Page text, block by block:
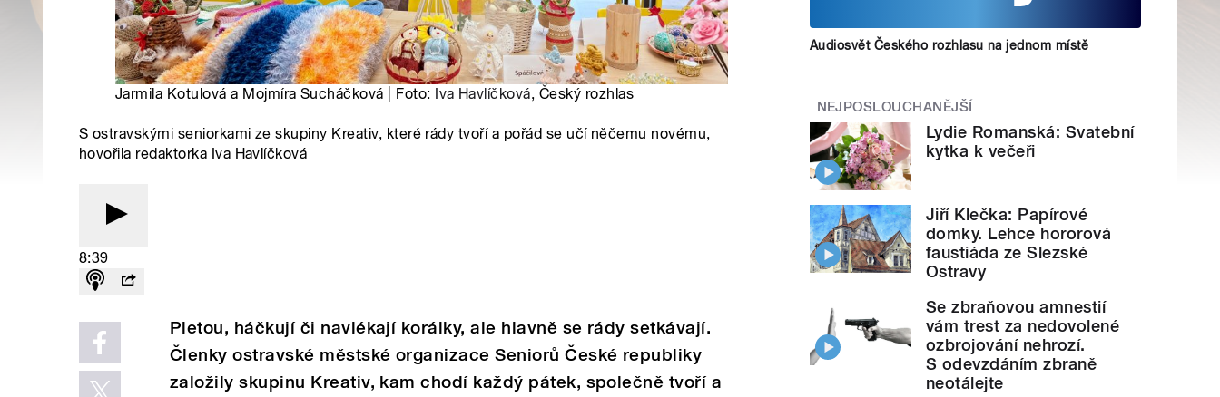
Jarmila Kotulová a Mojmíra Sucháčková | Foto: Iva Havlíčková, Český rozhlas
S ostravskými seniorkami ze skupiny Kreativ, které rády tvoří a pořád se učí něčemu novému,
hovořila redaktorka Iva Havlíčková
8:39
Pletou, háčkují či navlékají korálky, ale hlavně se rády setkávají.
Členky ostravské městské organizace Seniorů České republiky
založily skupinu Kreativ, kam chodí každý pátek, společně tvoří a
Audiosvět Českého rozhlasu na jednom místě
NEJPOSLOUCHANĚJŠÍ
Lydie Romanská: Svatební
kytka k večeři
Jiří Klečka: Papírové
domky. Lehce hororová
faustiáda ze Slezské
Ostravy
Se zbraňovou amnestií
vám trest za nedovolené
ozbrojování nehrozí.
S odevzdáním zbraně
neotálejte